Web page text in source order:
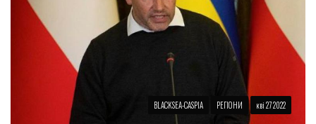
BLACKSEA-CASPIA РЕГІОНИ кві 27 2022